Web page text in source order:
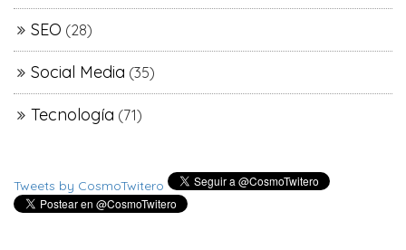
SEO (28)
Social Media (35)
Tecnología (71)
Tweets by CosmoTwitero